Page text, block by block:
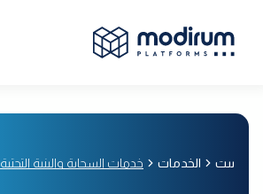
بيت الخدمات خدمات السحابة والبنية التحتية